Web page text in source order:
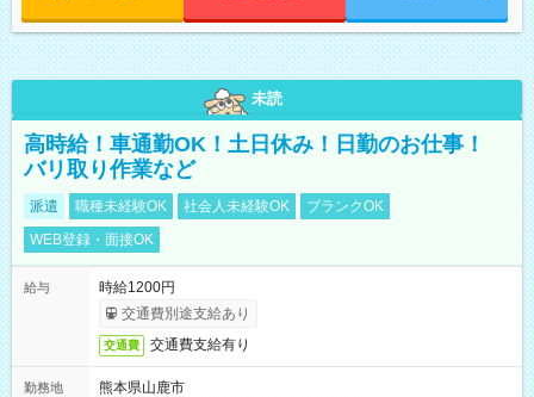
未読
高時給！車通勤OK！土日休み！日勤のお仕事！
バリ取り作業など
派遣 職種未経験OK 社会人未経験OK
ブランクOK
WEB登録・面接OK
給与
時給1200円
交通費別途支給あり
交通費 交通費支給有り
勤務地
熊本県山鹿市